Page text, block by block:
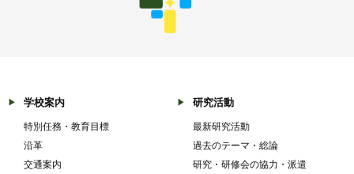
学校案内
特別任務・教育目標
沿革
交通案内
研究活動
最新研究活動
過去のテーマ・総論
研究・研修会の協力・派遣